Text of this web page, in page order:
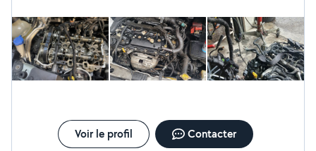
Disponible pour rendez-vous rapides et devis clairs
Voir le profil Contacter